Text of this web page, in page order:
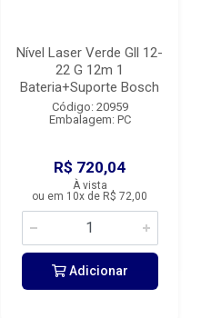
Nível Laser Verde Gll 12-
22 G 12m 1
Bateria+Suporte Bosch
Código: 20959
Embalagem: PC
R$ 720,04
À vista
ou em 10x de R$ 72,00
Adicionar